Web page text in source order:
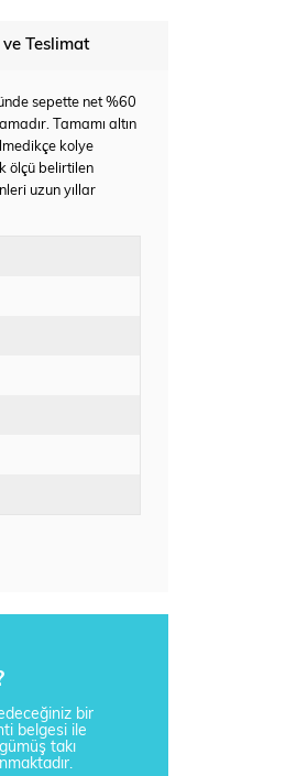
Teslimat
sepette net %60
Tamamı altın
kolye
ölçü belirtilen
uzun yıllar
bir
belgesi ile
takı